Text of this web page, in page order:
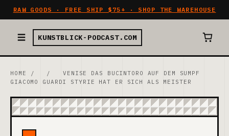
RAW GOODS · FREE SHIP $75+ · SHOP THE WAREHOUSE
KUNSTBLICK-PODCAST.COM
HOME / /
VENISE DAS BUCINTORO AUF DEM SUMPF
GIACOMO GUARDI STYRIE HAT ER SICH ALS MEISTER